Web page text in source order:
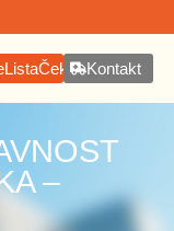
Kontakt
–